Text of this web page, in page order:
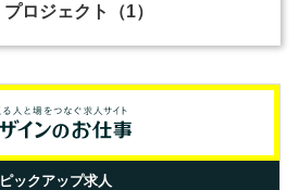
プロジェクト（1）
ピックアップ求人